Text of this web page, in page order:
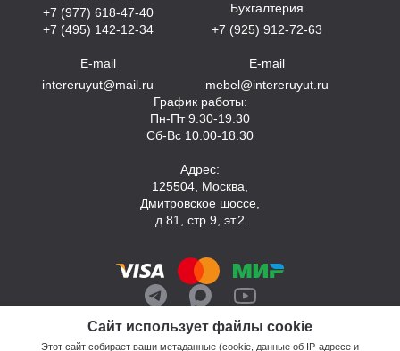
Сайт использует файлы cookie
Этот сайт собирает ваши метаданные (cookie, данные об IP-адресе и
+7 (977) 618-47-40
+7 (495) 142-12-34
E-mail
intereruyut@mail.ru
Бухгалтерия
+7 (925) 912-72-63
E-mail
mebel@intereruyut.ru
График работы:
Пн-Пт 9.30-19.30
Сб-Вс 10.00-18.30
Адрес:
125504, Москва,
Дмитровское шоссе,
д.81, стр.9, эт.2